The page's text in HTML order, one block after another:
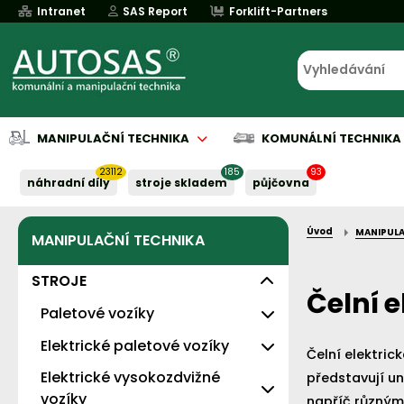
Intranet SAS Report Forklift-Partners
MANIPULAČNÍ TECHNIKA
Půjčovna
KOMUNÁLNÍ TECHNIKA
Půjčovna
Servis baterií
Implementace
Servis baterií
náhradní díly
23112
stroje skladem
185
půjčovna
93
MANIPULAČNÍ TECHNIKA
STROJE
Paletové vozíky
Levné - s nosností 2t
Standardní
Elektrické paletové vozíky
Eko
Elektrické vysokozdvižné
vozíky
Úvod
Čelní
Čelní
představují